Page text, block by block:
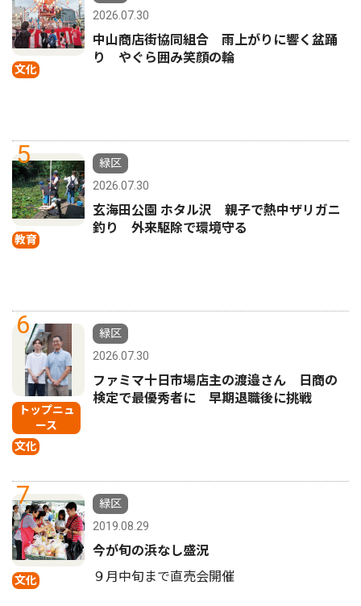
文化
2026.07.30
中山商店街協同組合 雨上がりに響く盆踊
り やぐら囲み笑顔の輪
5
教育
緑区
2026.07.30
玄海田公園 ホタル沢 親子で熱中ザリガニ
釣り 外来駆除で環境守る
6
トップニュ
ース
文化
緑区
2026.07.30
ファミマ十日市場店主の渡邉さん 日商の
検定で最優秀者に 早期退職後に挑戦
7
文化
緑区
2019.08.29
今が旬の浜なし盛況
９月中旬まで直売会開催